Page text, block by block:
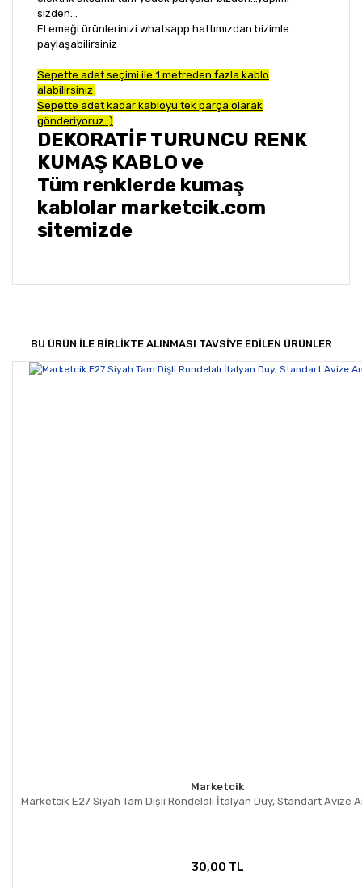
sizden...
El emeği ürünlerinizi whatsapp hattımızdan bizimle
paylaşabilirsiniz
Sepette adet seçimi ile 1 metreden fazla kablo
alabilirsiniz
Sepette adet kadar kabloyu tek parça olarak
gönderiyoruz :)
DEKORATİF TURUNCU RENK
KUMAŞ KABLO ve
Tüm renklerde kumaş
kablolar marketcik.com
sitemizde
Yorum Yaz
Bu ürünün fiyat bilgisi, resim, ürün açıklamalarında ve
Ürün resmi kalitesiz, bozuk veya görüntülenemiyor.
BU ÜRÜN İLE BİRLİKTE ALINMASI TAVSİYE EDİLEN ÜRÜNLER
Marketcik
Marketcik E27 Siyah Tam Dişli Rondelalı İtalyan Duy, Standart Avize
30,00 TL